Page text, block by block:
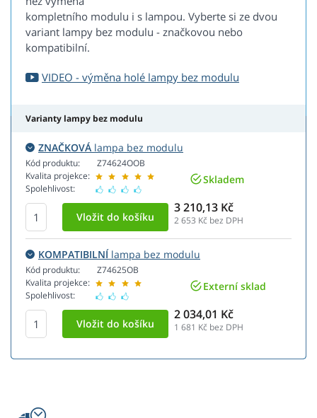
kompletního modulu i s lampou. Vyberte si ze dvou
variant lampy bez modulu - značkovou nebo
kompatibilní.
VIDEO - výměna holé lampy bez modulu
Varianty lampy bez modulu
ZNAČKOVÁ lampa bez modulu
Kód produktu:
Kvalita projekce:
Spolehlivost:
Z74624OOB
Skladem
3 210,13 Kč
2 653 Kč bez DPH
KOMPATIBILNÍlampa bez modulu
Kód produktu:
Kvalita projekce:
Spolehlivost:
Z74625OB
Externí sklad
2 034,01 Kč
1 681 Kč bez DPH